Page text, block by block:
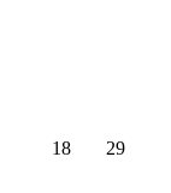
18 29